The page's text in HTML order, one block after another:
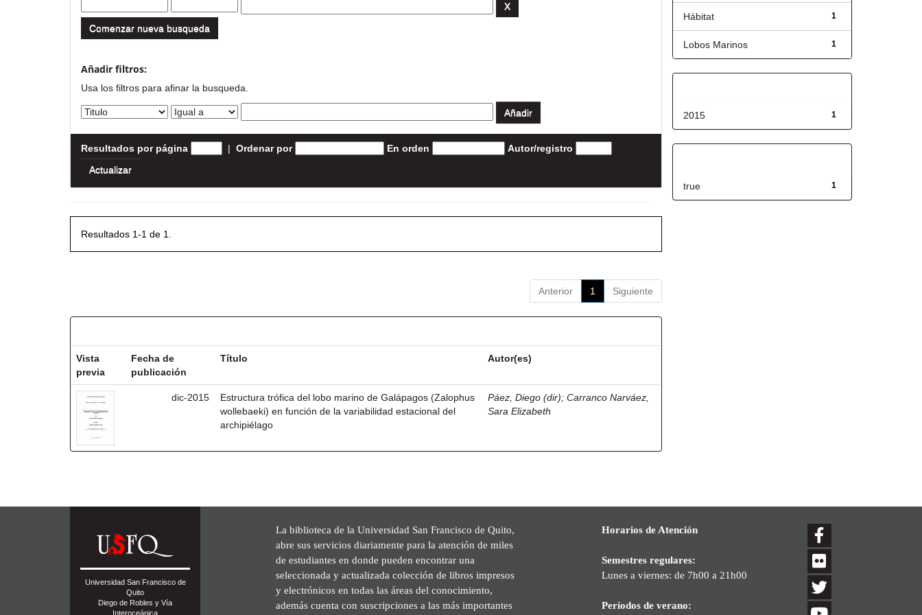
Comenzar nueva busqueda
Añadir filtros:
Usa los filtros para afinar la busqueda.
Resultados por página | Ordenar por En orden Autor/registro
Resultados 1-1 de 1.
Anterior 1 Siguiente
Vista
previa
Fecha de
publicación
Título Autor(es)
dic-2015
Estructura trófica del lobo marino de Galápagos (Zalophus
wollebaeki) en función de la variabilidad estacional del
archipiélago
Páez, Diego (dir);Carranco Narváez,
Sara Elizabeth
1
Hábitat
1
Lobos Marinos
1
2015
1
true
Universidad San Francisco de
Quito
Diego de Robles y Vía
Interoceánica
La biblioteca de la Universidad San Francisco de Quito,
abre sus servicios diariamente para la atención de miles
de estudiantes en donde pueden encontrar una
seleccionada y actualizada colección de libros impresos
y electrónicos en todas las áreas del conocimiento,
además cuenta con suscripciones a las más importantes
Horarios de Atención
Semestres regulares:
Lunes a viernes: de 7h00 a 21h00
Períodos de verano: